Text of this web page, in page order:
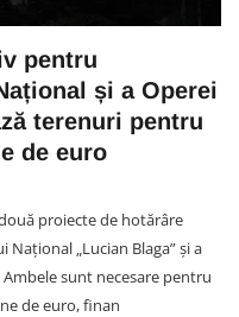
pentru
și a Operei
terenuri pentru
de euro
proiecte de hotărâre
„Lucian Blaga” și a
sunt necesare pentru
de euro, finan